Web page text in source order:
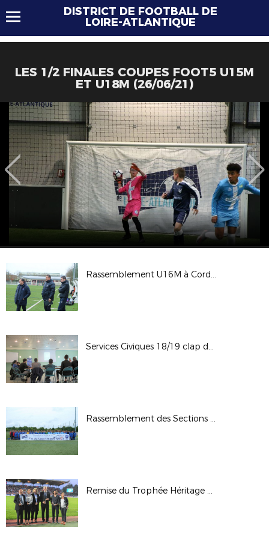
DISTRICT DE FOOTBALL DE
LOIRE-ATLANTIQUE
LES 1/2 FINALES COUPES FOOT5 U15M
ET U18M (26/06/21)
Rassemblement U16M à Cordemais (20/02/20)
Services Civiques 18/19 clap de fin
Rassemblement des Sections Sportives 6è/5è (05/06/19) Treillières)
Remise du Trophée Héritage 2019 (31/05/19)